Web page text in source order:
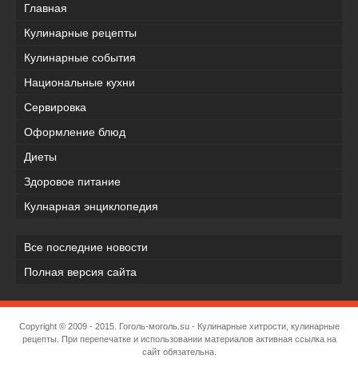
Главная
Кулинарные рецепты
Кулинарные события
Национальные кухни
Сервировка
Оформление блюд
Диеты
Здоровое питание
Кулнарная энциклопедия
Все последние новости
Полная версия сайта
Copyright © 2009 - 2015. Гоголь-моголь.su- Кулинарные хитрости, кулинарные
рецепты. При перепечатке и использовании материалов активная ссылка на
сайт обязательна.